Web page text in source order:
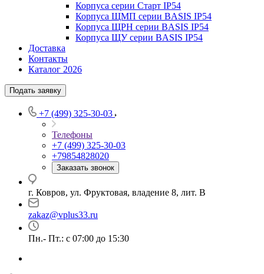
Корпуса серии Старт IP54
Корпуса ЩМП серии BASIS IP54
Корпуса ЩРН серии BASIS IP54
Корпуса ЩУ серии BASIS IP54
Доставка
Контакты
Каталог 2026
Подать заявку
+7 (499) 325-30-03
Телефоны
+7 (499) 325-30-03
+79854828020
Заказать звонок
г. Ковров, ул. Фруктовая, владение 8, лит. В
zakaz@vplus33.ru
Пн.- Пт.: с 07:00 до 15:30